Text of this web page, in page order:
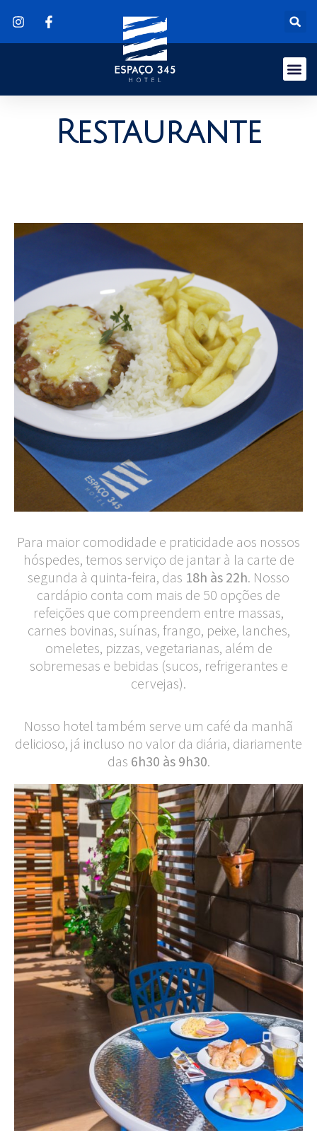
Restaurante
Para maior comodidade e praticidade aos nossos
hóspedes, temos serviço de jantar à la carte de
segunda à quinta-feira, das 18h às 22h. Nosso
cardápio conta com mais de 50 opções de
refeições que compreendem entre massas,
carnes bovinas, suínas, frango, peixe, lanches,
omeletes, pizzas, vegetarianas, além de
sobremesas e bebidas (sucos, refrigerantes e
cervejas).
​Nosso hotel também serve um café da manhã
delicioso, já incluso no valor da diária, diariamente
das 6h30 às 9h30.